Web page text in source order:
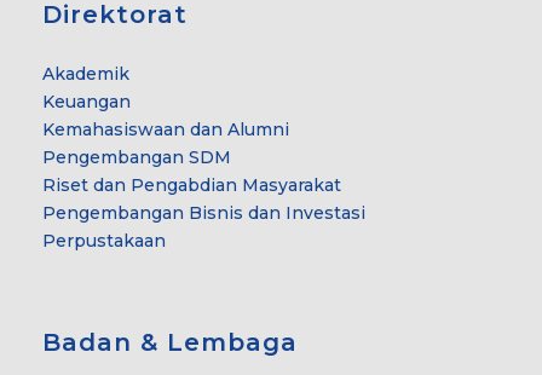
Direktorat
Akademik
Keuangan
Kemahasiswaan dan Alumni
Pengembangan SDM
Riset dan Pengabdian Masyarakat
Pengembangan Bisnis dan Investasi
Perpustakaan
Badan & Lembaga